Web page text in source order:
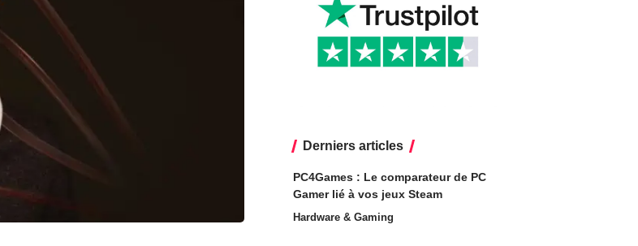
Derniers articles
PC4Games : Le comparateur de PC
Gamer lié à vos jeux Steam
Hardware & Gaming